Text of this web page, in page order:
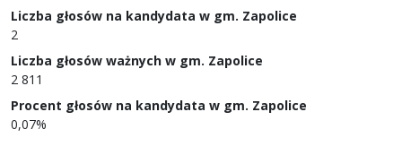
Liczba głosów na kandydata w gm. Zapolice
2
Liczba głosów ważnych w gm. Zapolice
2 811
Procent głosów na kandydata w gm. Zapolice
0,07%